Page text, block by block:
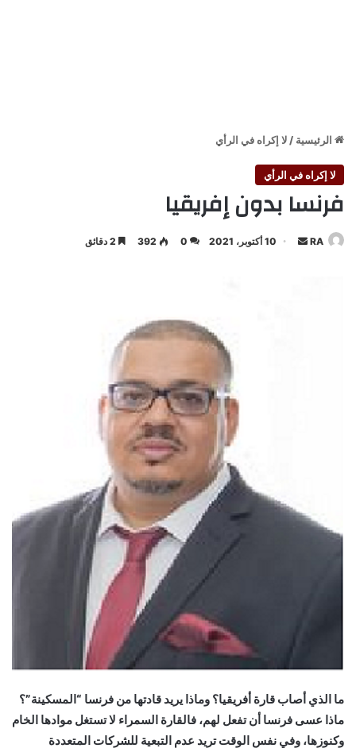
الرئيسية / لا إكراه في الرأي
لا إكراه في الرأي
فرنسا بدون إفريقيا
RA
أرسل 10 أكتوبر، 2021 0
392
ما الذي أصاب قارة أفريقيا؟ وماذا يريد قادتها من فرنسا “المسكينة”؟
ماذا عسى فرنسا أن تفعل لهم، فالقارة السمراء لا تستغل موادها الخام
وكنوزها، وفي نفس الوقت تريد عدم التبعية للشركات المتعددة